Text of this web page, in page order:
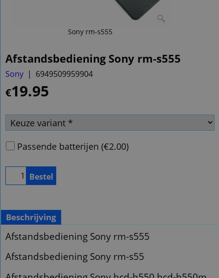
Sony rm-s555
Afstandsbediening Sony rm-s555
Sony 6949509959904
€19.95
Passende batterijen (€2.00)
Bestel
Beschrijving
Afstandsbediening Sony rm-s555
Afstandsbediening Sony rm-s55